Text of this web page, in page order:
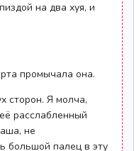
на два хуя, и
промычала она.
сторон. Я молча,
расслабленный
не
большой палец в эту